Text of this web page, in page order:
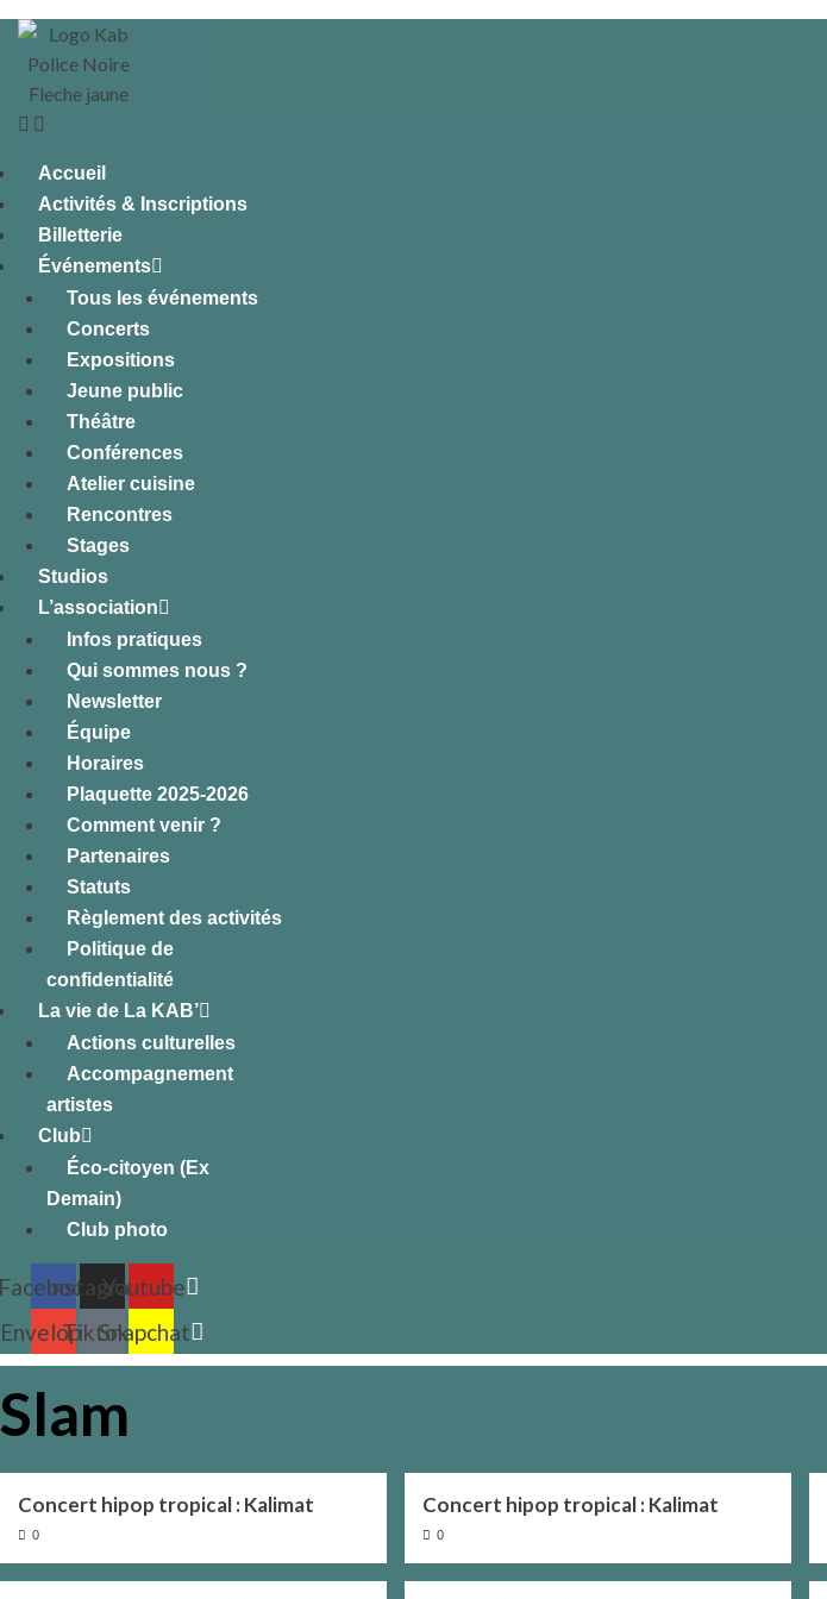
Accueil
Activités & Inscriptions
Billetterie
Événements
Tous les événements
Concerts
Expositions
Jeune public
Théâtre
Conférences
Atelier cuisine
Rencontres
Stages
Studios
L’association
Infos pratiques
Qui sommes nous ?
Newsletter
Équipe
Horaires
Plaquette 2025-2026
Comment venir ?
Partenaires
Statuts
Règlement des activités
Politique de
confidentialité
La vie de La KAB’
Actions culturelles
Accompagnement
artistes
Club
Éco-citoyen (Ex
Demain)
Club photo
Instagram
Youtube
EnvelopeTiktokSnapchat
Slam
Concert hipop tropical : Kalimat
0
Concert hipop tropical : Kalimat
0